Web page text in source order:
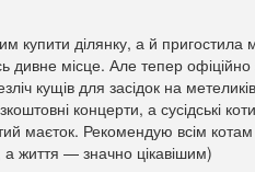
ділянку, а й
дивне місце. Але тепер
кущів для засідок на
концерти, а сусідські
Рекомендую всім котам
життя — значно цікавішим)